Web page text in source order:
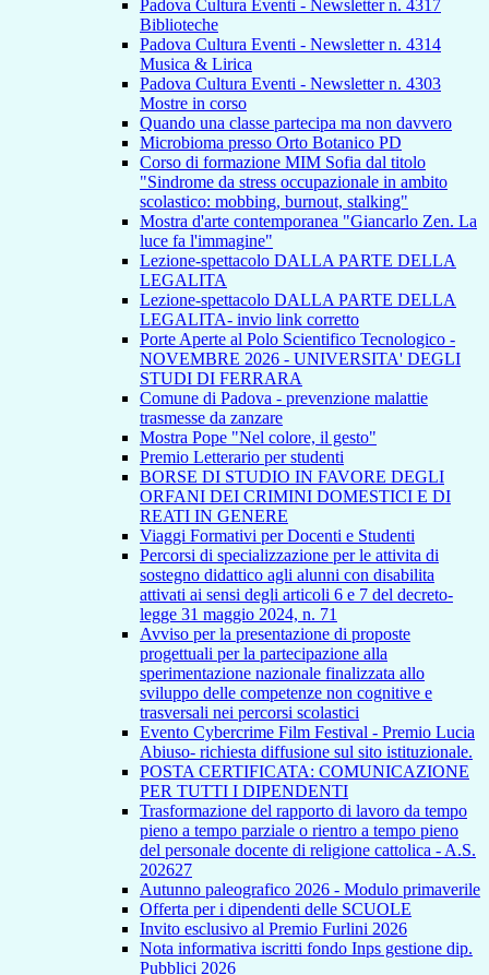
Padova Cultura Eventi - Newsletter n. 4317
Biblioteche
Padova Cultura Eventi - Newsletter n. 4314
Musica & Lirica
Padova Cultura Eventi - Newsletter n. 4303
Mostre in corso
Quando una classe partecipa ma non davvero
Microbioma presso Orto Botanico PD
Corso di formazione MIM Sofia dal titolo
"Sindrome da stress occupazionale in ambito
scolastico: mobbing, burnout, stalking"
Mostra d'arte contemporanea "Giancarlo Zen. La
luce fa l'immagine"
Lezione-spettacolo DALLA PARTE DELLA
LEGALITA
Lezione-spettacolo DALLA PARTE DELLA
LEGALITA- invio link corretto
Porte Aperte al Polo Scientifico Tecnologico -
NOVEMBRE 2026 - UNIVERSITA' DEGLI
STUDI DI FERRARA
Comune di Padova - prevenzione malattie
trasmesse da zanzare
Mostra Pope "Nel colore, il gesto"
Premio Letterario per studenti
BORSE DI STUDIO IN FAVORE DEGLI
ORFANI DEI CRIMINI DOMESTICI E DI
REATI IN GENERE
Viaggi Formativi per Docenti e Studenti
Percorsi di specializzazione per le attivita di
sostegno didattico agli alunni con disabilita
attivati ai sensi degli articoli 6 e 7 del decreto-
legge 31 maggio 2024, n. 71
Avviso per la presentazione di proposte
progettuali per la partecipazione alla
sperimentazione nazionale finalizzata allo
sviluppo delle competenze non cognitive e
trasversali nei percorsi scolastici
Evento Cybercrime Film Festival - Premio Lucia
Abiuso- richiesta diffusione sul sito istituzionale.
POSTA CERTIFICATA: COMUNICAZIONE
PER TUTTI I DIPENDENTI
Trasformazione del rapporto di lavoro da tempo
pieno a tempo parziale o rientro a tempo pieno
del personale docente di religione cattolica - A.S.
202627
Autunno paleografico 2026 - Modulo primaverile
Offerta per i dipendenti delle SCUOLE
Invito esclusivo al Premio Furlini 2026
Nota informativa iscritti fondo Inps gestione dip.
Pubblici 2026